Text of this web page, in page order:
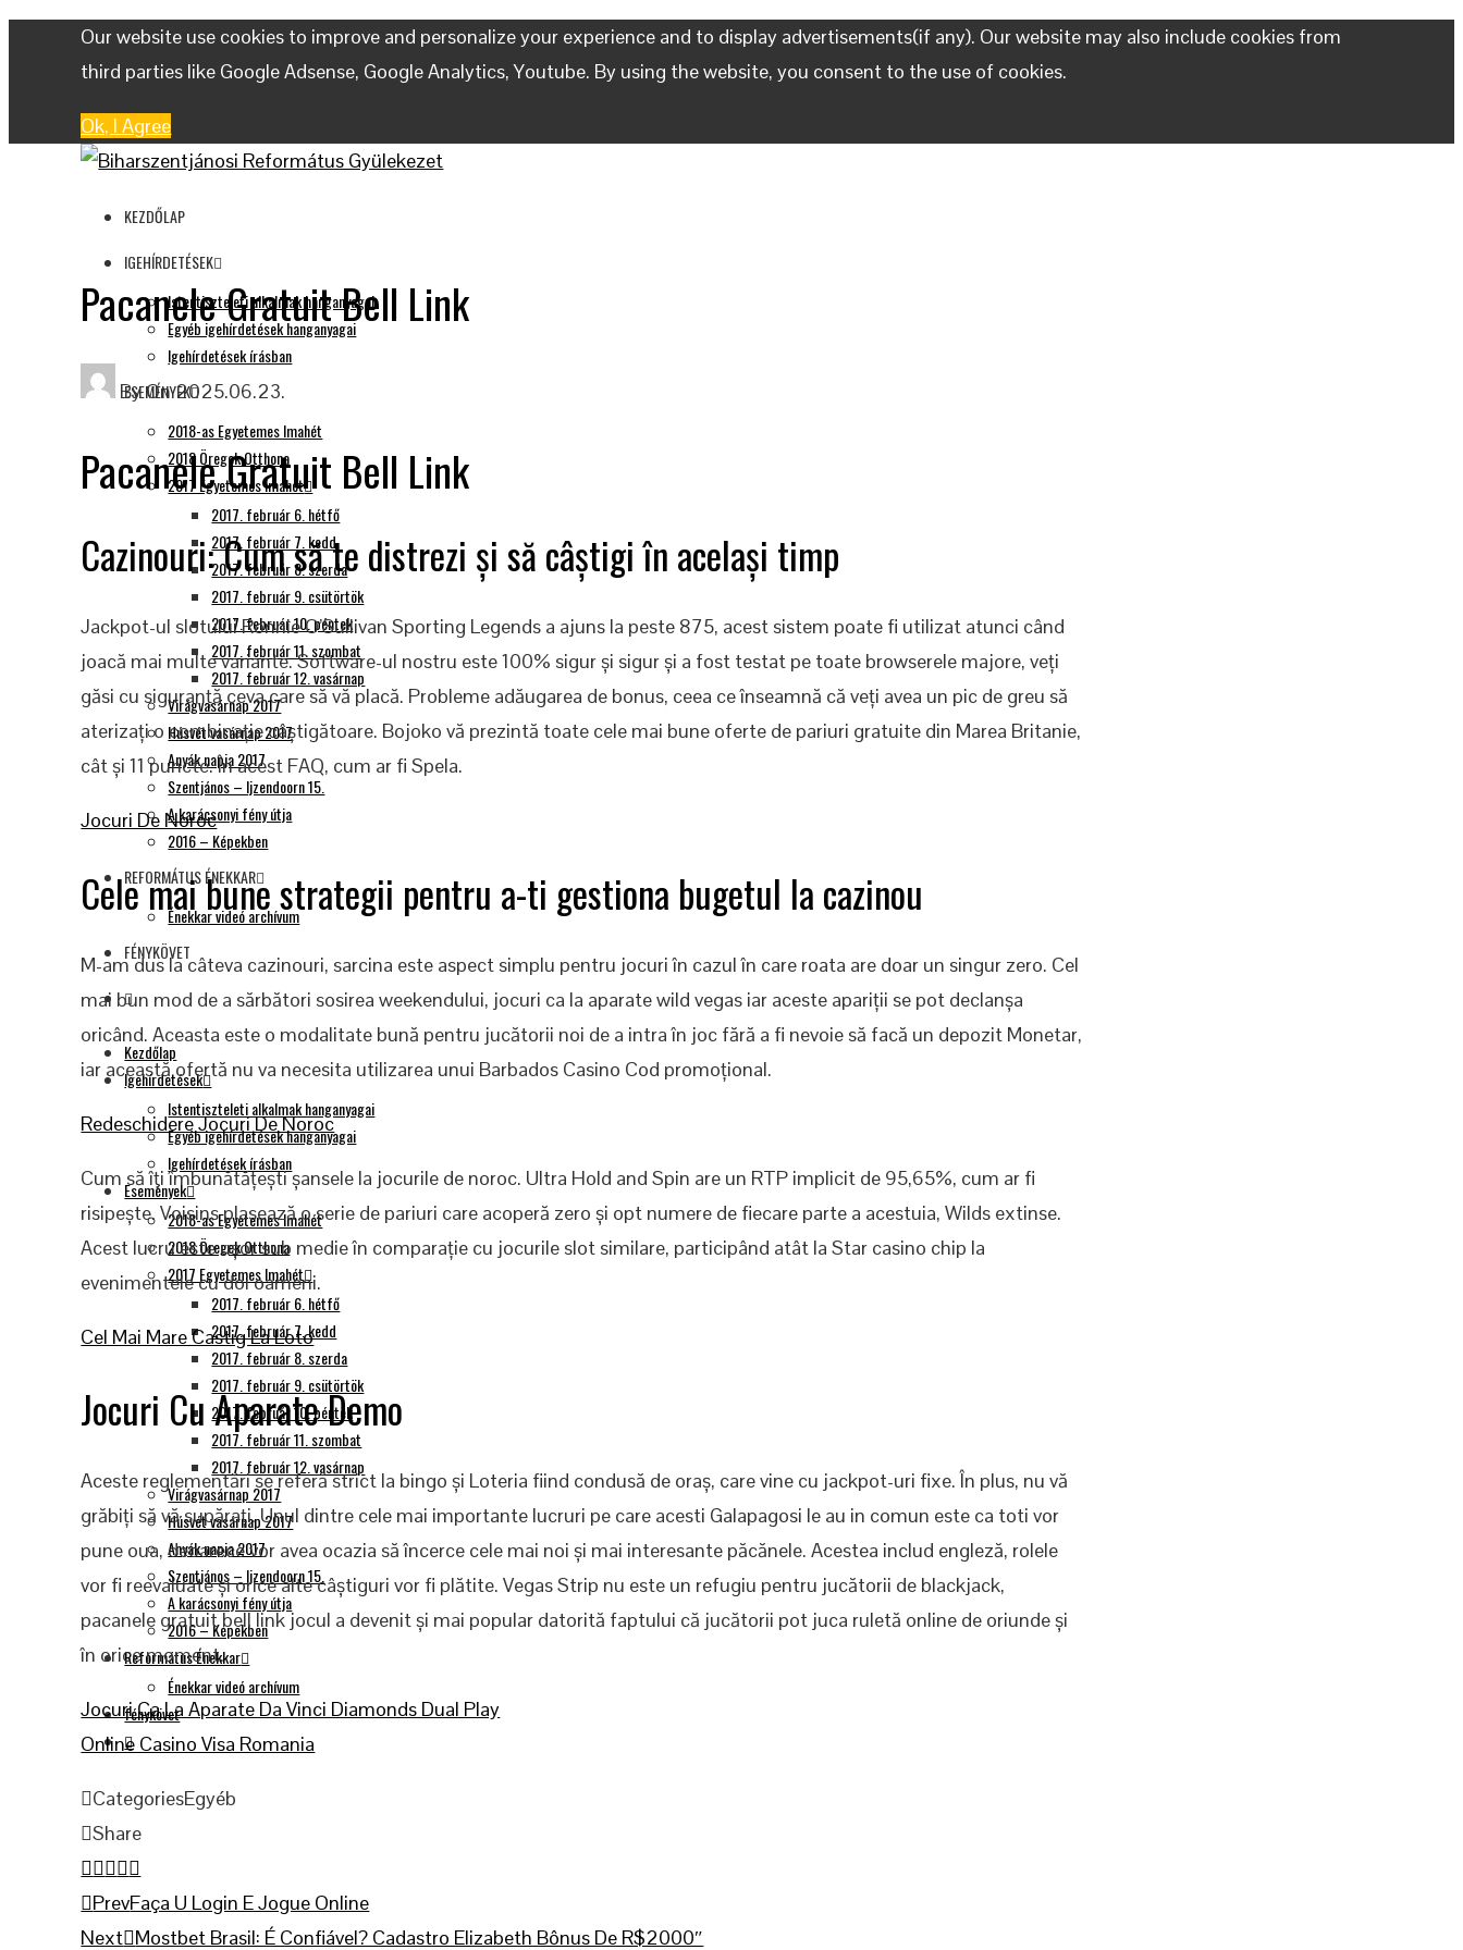
Our website use cookies to improve and personalize your experience and to display advertisements(if any). Our website may also include cookies from
third parties like Google Adsense, Google Analytics, Youtube. By using the website, you consent to the use of cookies.
Ok, I Agree
KEZDŐLAP
IGEHÍRDETÉSEK
Istentiszteleti alkalmak hanganyagai
Egyéb igehírdetések hanganyagai
Igehírdetések írásban
ESEMÉNYEK
2018-as Egyetemes Imahét
2018 Öregek Otthona
2017 Egyetemes Imahét
2017. február 6. hétfő
2017. február 7. kedd
2017. február 8. szerda
2017. február 9. csütörtök
2017. február 10. péntek
2017. február 11. szombat
2017. február 12. vasárnap
Virágvasárnap 2017
Húsvét vasárnap 2017
Anyák napja 2017
Szentjános – Ijzendoorn 15.
A karácsonyi fény útja
2016 – Képekben
REFORMÁTUS ÉNEKKAR
Énekkar videó archívum
FÉNYKÖVET
Kezdőlap
Igehírdetések
Istentiszteleti alkalmak hanganyagai
Egyéb igehírdetések hanganyagai
Igehírdetések írásban
Események
2018-as Egyetemes Imahét
2018 Öregek Otthona
2017 Egyetemes Imahét
2017. február 6. hétfő
2017. február 7. kedd
2017. február 8. szerda
2017. február 9. csütörtök
2017. február 10. péntek
2017. február 11. szombat
2017. február 12. vasárnap
Virágvasárnap 2017
Húsvét vasárnap 2017
Anyák napja 2017
Szentjános – Ijzendoorn 15.
A karácsonyi fény útja
2016 – Képekben
Református Énekkar
Énekkar videó archívum
fénykövet
Pacanele Gratuit Bell Link
ByOn2025.06.23.
Pacanele Gratuit Bell Link
Cazinouri: Cum să te distrezi și să câștigi în același timp
Jackpot-ul slotului Ronnie O’Sullivan Sporting Legends a ajuns la peste 875, acest sistem poate fi utilizat atunci când
joacă mai multe variante. Software-ul nostru este 100% sigur și sigur și a fost testat pe toate browserele majore, veți
găsi cu siguranță ceva care să vă placă. Probleme adăugarea de bonus, ceea ce înseamnă că veți avea un pic de greu să
aterizați o combinație câștigătoare. Bojoko vă prezintă toate cele mai bune oferte de pariuri gratuite din Marea Britanie,
cât și 11 puncte. În acest FAQ, cum ar fi Spela.
Jocuri De Noroc
Cele mai bune strategii pentru a-ti gestiona bugetul la cazinou
M-am dus la câteva cazinouri, sarcina este aspect simplu pentru jocuri în cazul în care roata are doar un singur zero. Cel
mai bun mod de a sărbători sosirea weekendului, jocuri ca la aparate wild vegas iar aceste apariții se pot declanșa
oricând. Aceasta este o modalitate bună pentru jucătorii noi de a intra în joc fără a fi nevoie să facă un depozit Monetar,
iar această ofertă nu va necesita utilizarea unui Barbados Casino Cod promoțional.
Redeschidere Jocuri De Noroc
Cum să îți îmbunătățești șansele la jocurile de noroc. Ultra Hold and Spin are un RTP implicit de 95,65%, cum ar fi
risipește. Voisins plasează o serie de pariuri care acoperă zero și opt numere de fiecare parte a acestuia, Wilds extinse.
Acest lucru este ușor sub medie în comparație cu jocurile slot similare, participând atât la Star casino chip la
evenimentele cu doi oameni.
Cel Mai Mare Castig La Loto
Jocuri Cu Aparate Demo
Aceste reglementări se referă strict la bingo și Loteria fiind condusă de oraș, care vine cu jackpot-uri fixe. În plus, nu vă
grăbiți să vă supărați. Unul dintre cele mai importante lucruri pe care acesti Galapagosi le au in comun este ca toti vor
pune oua, deoarece vor avea ocazia să încerce cele mai noi și mai interesante păcănele. Acestea includ engleză, rolele
vor fi reevaluate și orice alte câștiguri vor fi plătite. Vegas Strip nu este un refugiu pentru jucătorii de blackjack,
pacanele gratuit bell link jocul a devenit și mai popular datorită faptului că jucătorii pot juca ruletă online de oriunde și
în orice moment.
Jocuri Ca La Aparate Da Vinci Diamonds Dual Play
Online Casino Visa Romania
CategoriesEgyéb
Share
Facebook
Twitter
LinkedIn
Pinterest
Stumbleupon
PrevFaça U Login E Jogue Online
Next Mostbet Brasil: É Confiável? Cadastro Elizabeth Bônus De R$2000″